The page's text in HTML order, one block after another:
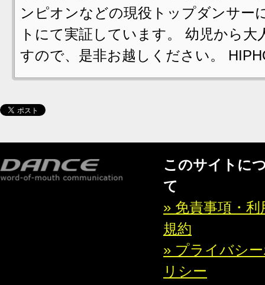
ンピオンなどの現役トップダンサー
トにて実証しています。 幼児から
すので、是非お越しください。
このサイトに
て
» 免責事項・利
規約
» プライバシ
リシー